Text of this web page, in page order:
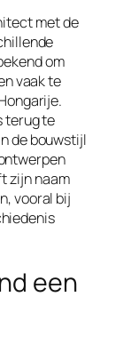
met de
om
vaak te
terug te
de bouwstijl
zijn naam
vooral bij
een